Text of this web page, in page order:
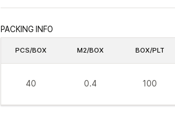
PACKING INFO
PCS/BOX
40
M2/BOX
0.4
BOX/PLT
100